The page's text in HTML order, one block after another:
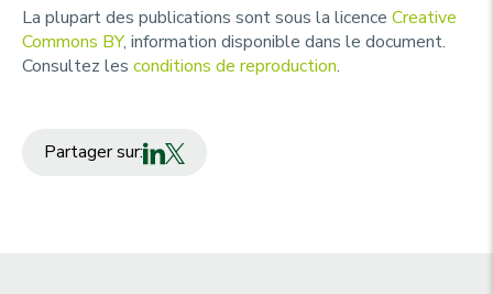
La plupart des publications sont sous la licence Creative
Commons BY, information disponible dans le document.
Consultez les conditions de reproduction.
Partager sur: